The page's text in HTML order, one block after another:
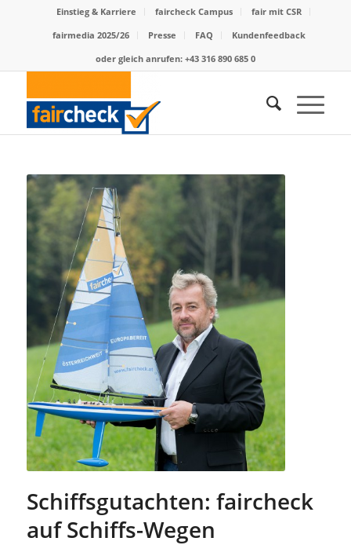
Einstieg & Karriere faircheck Campus
fair mit CSR
fairmedia 2025/26
Presse FAQ
Kundenfeedback
oder gleich anrufen: +43 316 890 685 0
Schiffsgutachten: faircheck
auf Schiffs-Wegen